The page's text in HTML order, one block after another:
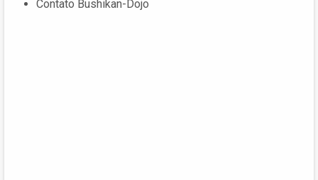
Contato Bushikan-Dojo